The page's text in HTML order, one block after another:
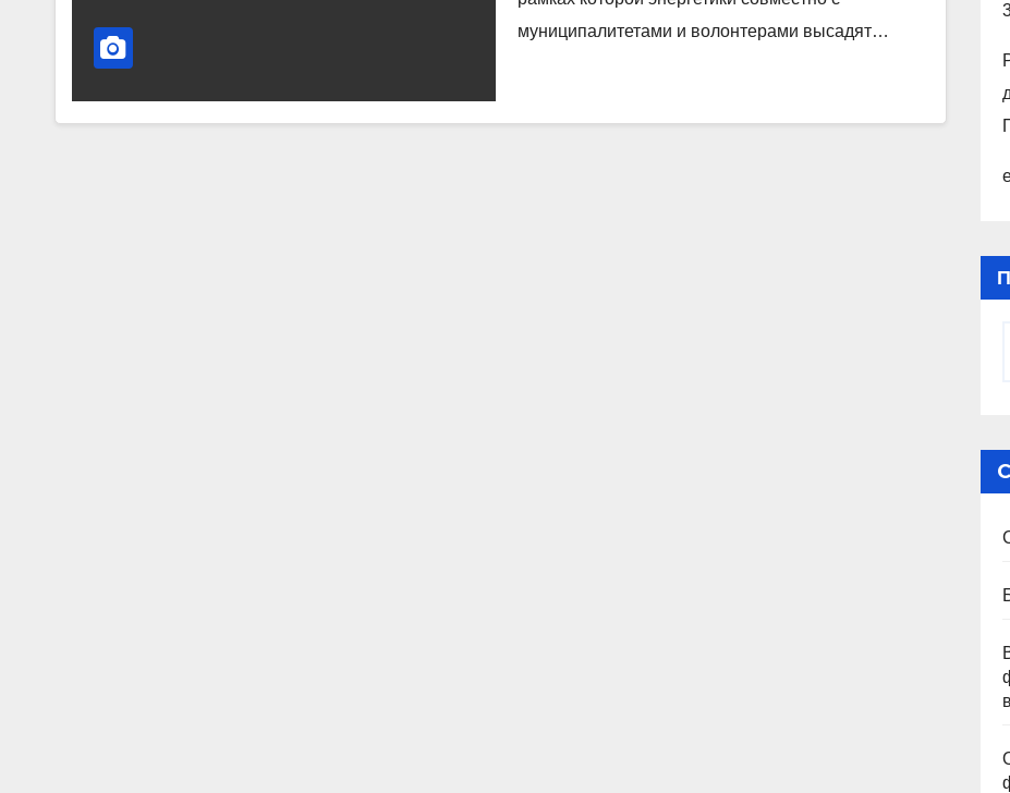
муниципалитетами и волонтерами высадят…